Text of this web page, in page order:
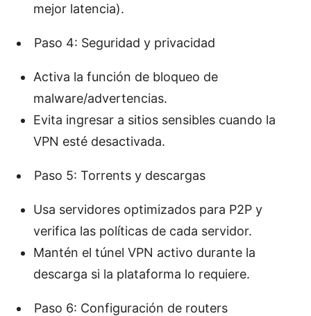
mejor latencia).
Paso 4: Seguridad y privacidad
Activa la función de bloqueo de
malware/advertencias.
Evita ingresar a sitios sensibles cuando la
VPN esté desactivada.
Paso 5: Torrents y descargas
Usa servidores optimizados para P2P y
verifica las políticas de cada servidor.
Mantén el túnel VPN activo durante la
descarga si la plataforma lo requiere.
Paso 6: Configuración de routers